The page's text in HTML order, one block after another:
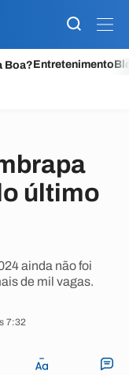
Boa?Entretenimento
último
ainda não foi
de mil vagas.
7:32